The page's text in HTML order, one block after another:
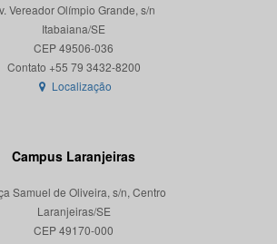
Vereador Olímpio Grande, s/n
Itabaiana/SE
CEP 49506-036
Localização
Campus Laranjeiras
Samuel de Oliveira, s/n, Centro
Laranjeiras/SE
CEP 49170-000